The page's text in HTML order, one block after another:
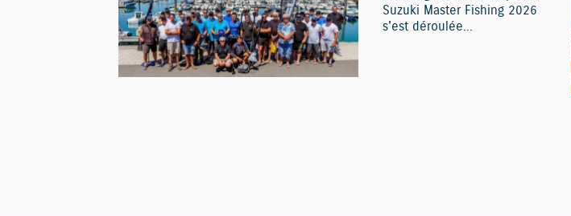
Suzuki Master Fishing 2026
s'est déroulée...